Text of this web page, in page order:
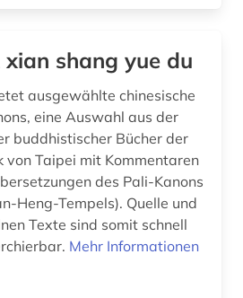
xian shang yue du
ausgewählte chinesische
eine Auswahl aus der
buddhistischer Bücher der
Taipei mit Kommentaren
des Pali-Kanons
Heng-Tempels). Quelle und
Texte sind somit schnell
Mehr Informationen